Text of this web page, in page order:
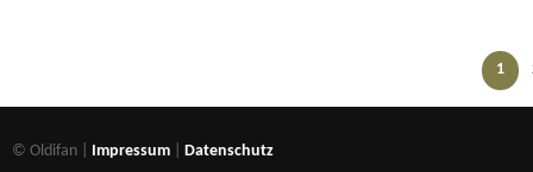
1
© Oldifan | Impressum Datenschutz